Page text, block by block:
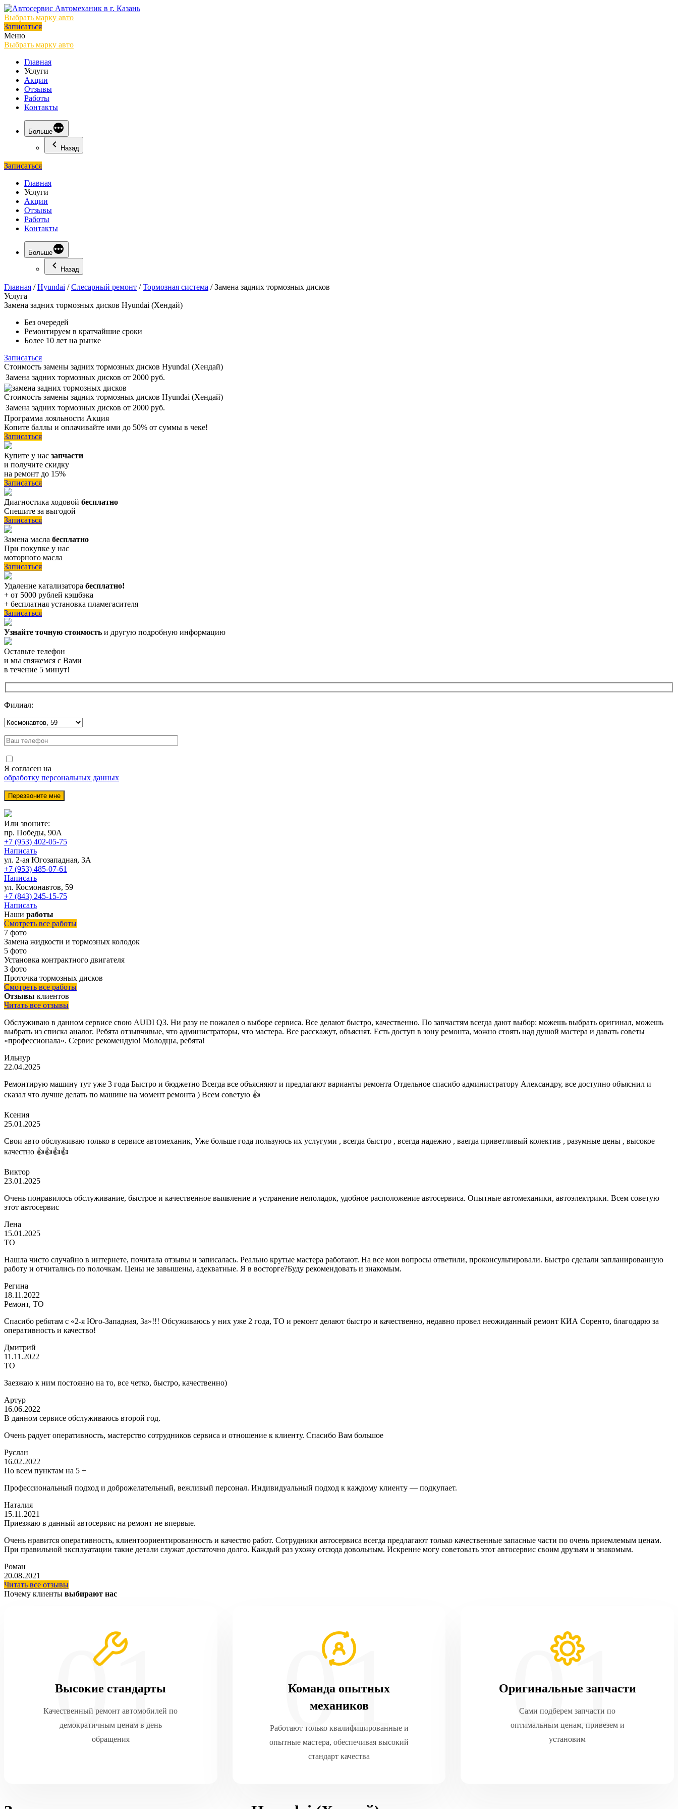
Выбрать марку авто
Записаться
Меню
Выбрать марку авто
Главная
Услуги
Акции
Отзывы
Работы
Контакты
Больше
Назад
Записаться
Главная
Услуги
Акции
Отзывы
Работы
Контакты
Больше
Назад
Главная /Hyundai /Слесарный ремонт /Тормозная система /Замена задних тормозных дисков
Услуга
Замена задних тормозных дисков Hyundai (Хендай)
Без очередей
Ремонтируем в кратчайшие сроки
Более 10 лет на рынке
Записаться
Стоимость замены задних тормозных дисков Hyundai (Хендай)
Замена задних тормозных дисков от 2000 руб.
Стоимость замены задних тормозных дисков Hyundai (Хендай)
Замена задних тормозных дисков от 2000 руб.
Программа лояльности Акция
Копите баллы и оплачивайте ими до 50% от суммы в чеке!
Записаться
Купите у нас запчасти
и получите скидку
на ремонт до 15%
Записаться
Диагностика ходовой бесплатно
Спешите за выгодой
Записаться
Замена масла бесплатно
При покупке у нас
моторного масла
Записаться
Удаление катализатора бесплатно!
+ от 5000 рублей кэшбэка
+ бесплатная установка пламегасителя
Записаться
Узнайте точную стоимость и другую подробную информацию
Оставьте телефон
и мы свяжемся с Вами
в течение 5 минут!
Филиал:
Я согласен на
обработку персональных данных
Или звоните:
пр. Победы, 90А
+7 (953) 402-05-75
Написать
ул. 2-ая Югозападная, 3А
+7 (953) 485-07-61
Написать
ул. Космонавтов, 59
+7 (843) 245-15-75
Написать
Наши работы
Смотреть все работы
7 фото
Замена жидкости и тормозных колодок
5 фото
Установка контрактного двигателя
3 фото
Проточка тормозных дисков
Смотреть все работы
Отзывы клиентов
Читать все отзывы
Обслуживаю в данном сервисе свою AUDI Q3. Ни разу не пожалел о выборе сервиса. Все делают быстро, качественно. По запчастям всегда дают выбор: можешь выбрать оригинал, можешь
выбрать из списка аналог. Ребята отзывчивые, что администраторы, что мастера. Все расскажут, объяснят. Есть доступ в зону ремонта, можно стоять над душой мастера и давать советы
«профессионала». Сервис рекомендую! Молодцы, ребята!
Ильнур
22.04.2025
Ремонтирую машину тут уже 3 года Быстро и бюджетно Всегда все объясняют и предлагают варианты ремонта Отдельное спасибо администратору Александру, все доступно объяснил и
сказал что лучше делать по машине на момент ремонта ) Всем советую 👍
Ксения
25.01.2025
Свои авто обслуживаю только в сервисе автомеханик, Уже больше года пользуюсь их услугуми , всегда быстро , всегда надежно , ваегда приветливый колектив , разумные цены , высокое
качестно 👍👍👍👍
Виктор
23.01.2025
Очень понравилось обслуживание, быстрое и качественное выявление и устранение неполадок, удобное расположение автосервиса. Опытные автомеханики, автоэлектрики. Всем советую
этот автосервис
Лена
15.01.2025
ТО
Нашла чисто случайно в интернете, почитала отзывы и записалась. Реально крутые мастера работают. На все мои вопросы ответили, проконсультировали. Быстро сделали запланированную
работу и отчитались по полочкам. Цены не завышены, адекватные. Я в восторге?Буду рекомендовать и знакомым.
Регина
18.11.2022
Ремонт, ТО
Спасибо ребятам с «2-я Юго-Западная, 3а»!!! Обсуживаюсь у них уже 2 года, ТО и ремонт делают быстро и качественно, недавно провел неожиданный ремонт КИА Соренто, благодарю за
оперативность и качество!
Дмитрий
11.11.2022
ТО
Заезжаю к ним постоянно на то, все четко, быстро, качественно)
Артур
16.06.2022
В данном сервисе обслуживаюсь второй год.
Очень радует оперативность, мастерство сотрудников сервиса и отношение к клиенту. Спасибо Вам большое
Руслан
16.02.2022
По всем пунктам на 5 +
Профессиональный подход и доброжелательный, вежливый персонал. Индивидуальный подход к каждому клиенту — подкупает.
Наталия
15.11.2021
Приезжаю в данный автосервис на ремонт не впервые.
Очень нравится оперативность, клиентоориентированность и качество работ. Сотрудники автосервиса всегда предлагают только качественные запасные части по очень приемлемым ценам.
При правильной эксплуатации такие детали служат достаточно долго. Каждый раз ухожу отсюда довольным. Искренне могу советовать этот автосервис своим друзьям и знакомым.
Роман
20.08.2021
Читать все отзывы
Почему клиенты выбирают нас
Высокие стандарты
Качественный ремонт автомобилей по
демократичным ценам в день
обращения
Команда опытных
механиков
Работают только квалифицированные и
опытные мастера, обеспечивая высокий
стандарт качества
Оригинальные запчасти
Сами подберем запчасти по
оптимальным ценам, привезем и
установим